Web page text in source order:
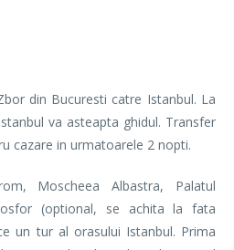
din Bucuresti catre Istanbul. La
va asteapta ghidul. Transfer
cazare in urmatoarele 2 nopti.
Moscheea Albastra, Palatul
(optional, se achita la fata
un tur al orasului Istanbul. Prima